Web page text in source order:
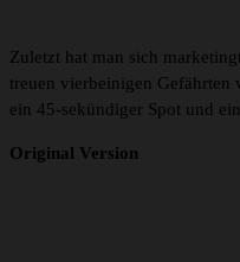
Zuletzt hat man sich
treuen vierbeinigen
ein 45-sekündiger Spot und
Original Version